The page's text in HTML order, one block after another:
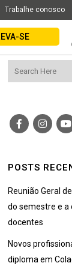
Trabalhe conosco
SE
POSTS
Reunião Geral
do semestre e a
docentes
Novos
diploma em